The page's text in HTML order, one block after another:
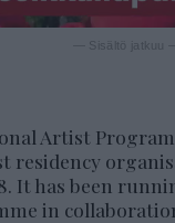
— Sisältö jatkuu —
Artist
It has been
in